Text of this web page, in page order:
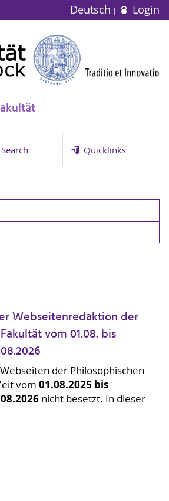
Deutsch Login
Search Quicklinks
Webseitenredaktion der
vom 01.08. bis
der Philosophischen
vom 01.08.2025 bis
nicht besetzt. In dieser